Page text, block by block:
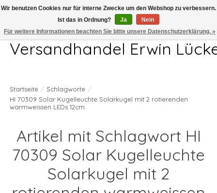
Telefon 04407 715872 MO-DO 7.00-17.00Uhr FR 7.00-13.00Uhr
Versandhandel Erwin
Startseite / Schlagworte /
HI 70309 Solar Kugelleuchte Solarkugel mit 2 rotierenden
warmweissen LEDs 12cm
Artikel mit Schlagwort HI
70309 Solar Kugelleuchte
Solarkugel mit 2
Wir benutzen Cookies nur für interne Zwecke um den Webshop zu verbessern.
Ist das in Ordnung?
Ja
Nein
Für weitere Informationen beachten Sie bitte unsere Datenschutzerklärung. »